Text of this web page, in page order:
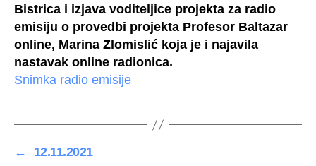
Bistrica i izjava voditeljice projekta za radio
emisiju o provedbi projekta Profesor Baltazar
online, Marina Zlomislić koja je i najavila
nastavak online radionica.
Snimka radio emisije
←
12.11.2021